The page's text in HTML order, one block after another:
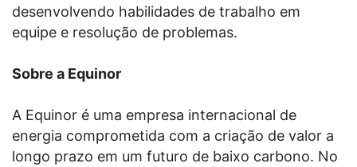
desenvolvendo habilidades de trabalho em
equipe e resolução de problemas.
Sobre a Equinor
A Equinor é uma empresa internacional de
energia comprometida com a criação de valor a
longo prazo em um futuro de baixo carbono. No